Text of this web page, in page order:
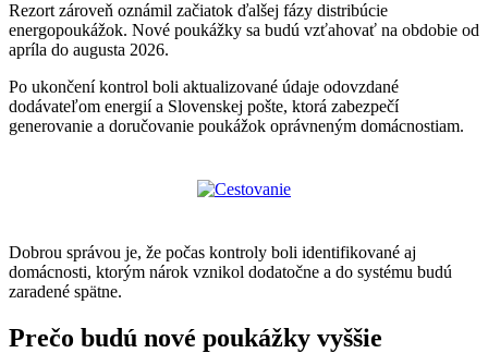
Rezort zároveň oznámil začiatok ďalšej fázy distribúcie
energopoukážok. Nové poukážky sa budú vzťahovať na obdobie od
apríla do augusta 2026.
Po ukončení kontrol boli aktualizované údaje odovzdané
dodávateľom energií a Slovenskej pošte, ktorá zabezpečí
generovanie a doručovanie poukážok oprávneným domácnostiam.
Dobrou správou je, že počas kontroly boli identifikované aj
domácnosti, ktorým nárok vznikol dodatočne a do systému budú
zaradené spätne.
Prečo budú nové poukážky vyššie